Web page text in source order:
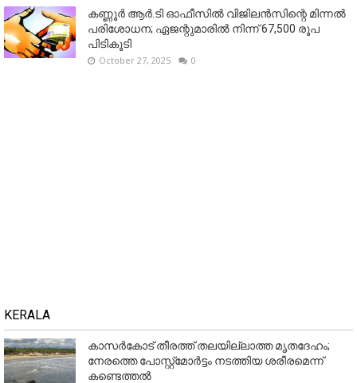
കണ്ണൂര്‍ ആര്‍.ടി ഓഫീസില്‍ വിജിലൻസിന്റെ മിന്നല്‍
പരിശോധന; ഏജന്റുമാരില്‍ നിന്ന് 67,500 രൂപ
പിടികൂടി
October 27, 2025 0
KERALA
കാസർകോട് തീരത്ത് തലയില്ലാത്ത മൃതദേഹം;
നേരത്തെ പോസ്റ്റ്‌മോർട്ടം നടത്തിയ ശരീരമെന്ന്
കണ്ടെത്തൽ